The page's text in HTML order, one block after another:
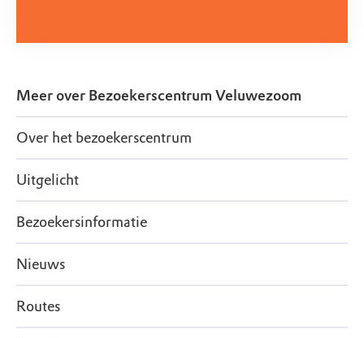
Meer over Bezoekerscentrum Veluwezoom
Over het bezoekerscentrum
Uitgelicht
Bezoekersinformatie
Nieuws
Routes